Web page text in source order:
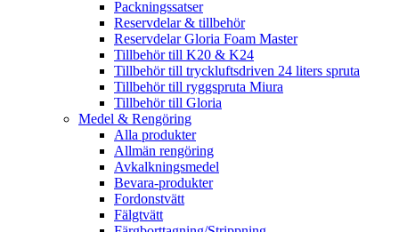
Packningssatser
Reservdelar & tillbehör
Reservdelar Gloria Foam Master
Tillbehör till K20 & K24
Tillbehör till tryckluftsdriven 24 liters spruta
Tillbehör till ryggspruta Miura
Tillbehör till Gloria
Medel & Rengöring
Alla produkter
Allmän rengöring
Avkalkningsmedel
Bevara-produkter
Fordonstvätt
Fälgtvätt